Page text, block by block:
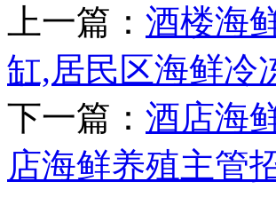
上一篇： 酒楼海
缸,居民区海鲜冷
下一篇： 酒店海
店海鲜养殖主管